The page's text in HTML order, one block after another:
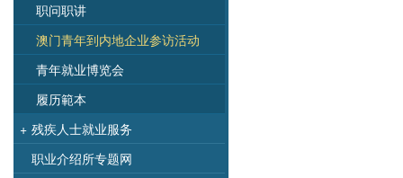
职问职讲
澳门青年到内地企业参访活动
青年就业博览会
履历範本
+ 残疾人士就业服务
职业介绍所专题网